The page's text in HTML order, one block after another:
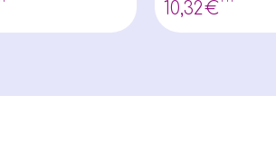
10,32€